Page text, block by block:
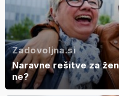
Zadovoljna.si
Naravne rešitve za
ne?